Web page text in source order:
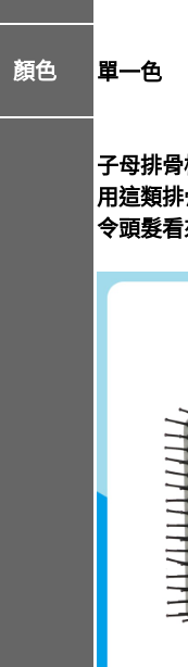
顏色 單一色
子母排
用這類
令頭髮